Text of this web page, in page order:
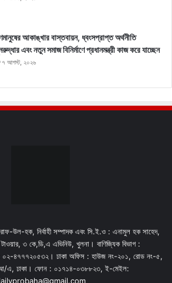
আকাঙ্খার বাস্তবায়ন, ধ্বংসপ্রাপ্ত অর্থনীতি
এবং নতুন সমাজ বিনির্মাণে প্রধানমন্ত্রী কাজ করে যাচ্ছেন
৭ আগস্ট, ২০২৬
উল-হক, নির্বাহী সম্পাদক এবং সি.ই.ও : এনামুল হক সাহেদ,
টাওয়ার, ৩ কে,ডি,এ এভিনিউ, খুলনা। বাণিজ্যিক বিভাগ :
: ০২-৪৭৭৭২০৫৩২। ঢাকা অফিস : হাউজ নং-২০১, রোড নং-৫,
আ/এ, ঢাকা। ফোন : ০১৭১৪-০৩৮৮২৩, ই-মেইল: